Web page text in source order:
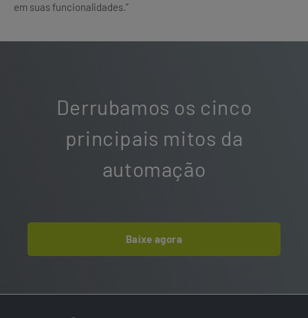
em suas funcionalidades.”
Derrubamos os cinco
principais mitos da
automação
Baixe agora